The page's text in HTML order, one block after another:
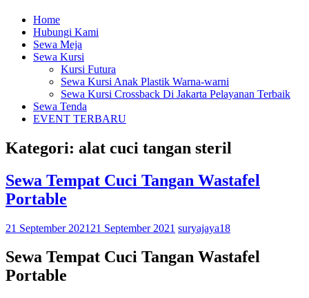
Home
Hubungi Kami
Sewa Meja
Sewa Kursi
Kursi Futura
Sewa Kursi Anak Plastik Warna-warni
Sewa Kursi Crossback Di Jakarta Pelayanan Terbaik
Sewa Tenda
EVENT TERBARU
Kategori: alat cuci tangan steril
Sewa Tempat Cuci Tangan Wastafel
Portable
21 September 2021 21 September 2021 suryajaya18
Sewa Tempat Cuci Tangan Wastafel
Portable